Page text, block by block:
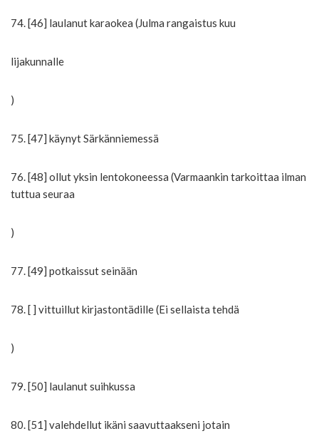
74. [46] laulanut karaokea (Julma rangaistus kuu
lijakunnalle
)
75. [47] käynyt Särkänniemessä
76. [48] ollut yksin lentokoneessa (Varmaankin tarkoittaa ilman
tuttua seuraa
)
77. [49] potkaissut seinään
78. [ ] vittuillut kirjastontädille (Ei sellaista tehdä
)
79. [50] laulanut suihkussa
80. [51] valehdellut ikäni saavuttaakseni jotain